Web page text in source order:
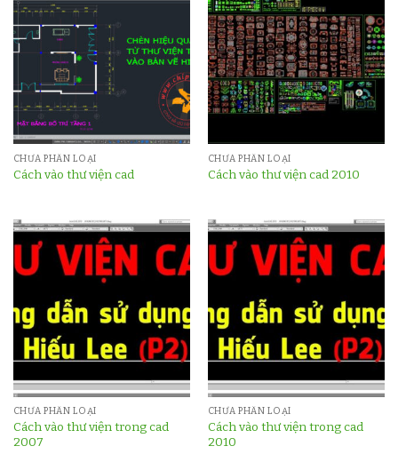
CHƯA PHÂN LOẠI
Cách vào thư viện cad
CHƯA PHÂN LOẠI
Cách vào thư viện cad 2010
CHƯA PHÂN LOẠI
Cách vào thư viện trong cad
2007
CHƯA PHÂN LOẠI
Cách vào thư viện trong cad
2010